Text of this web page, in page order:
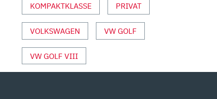
ANZEIGEN
KOMPAKTKLASSE PRIVAT
VOLKSWAGEN VW GOLF
VW GOLF VIII